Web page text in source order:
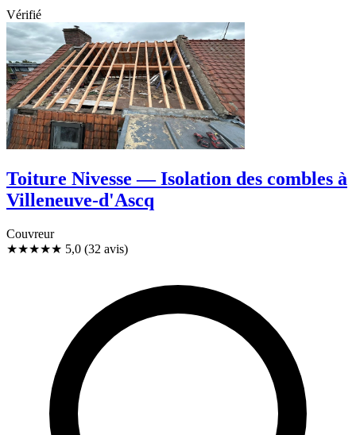
Vérifié
Toiture Nivesse — Isolation des combles à
Villeneuve-d'Ascq
Couvreur
★★★★★ 5,0 (32 avis)